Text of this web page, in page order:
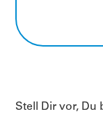
Stell Dir vor, Du